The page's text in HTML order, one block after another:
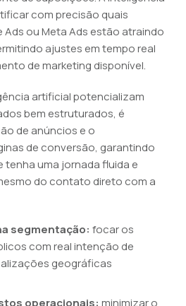
com precisão quais
Ads ou Meta Ads estão atraindo
ajustes em tempo real
de marketing disponível.
artificial potencializam
bem estruturados, é
de anúncios e o
de conversão, garantindo
uma jornada fluida e
do contato direto com a
segmentação: focar os
com real intenção de
geográficas
operacionais: minimizar o